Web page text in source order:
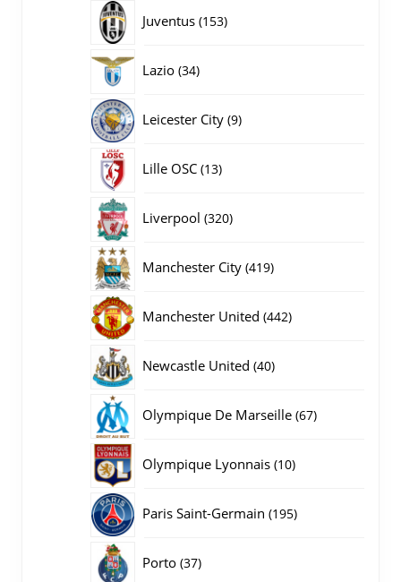
Juventus 153153
Lazio 3434
Leicester City 99
Lille OSC 1313
Liverpool 320320
Manchester City 419419
Manchester United 442442
Newcastle United 4040
Olympique De Marseille 6767
Olympique Lyonnais 1010
Paris Saint-Germain 195195
Porto 3737